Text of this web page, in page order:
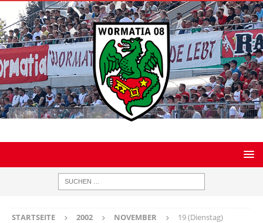
STARTSEITE 2002 NOVEMBER 19 (Dienstag)